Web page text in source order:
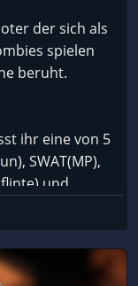
der sich als
spielen
beruht.
ihr eine von 5
SWAT(MP),
und
gegen
und euch
einem
zu einem